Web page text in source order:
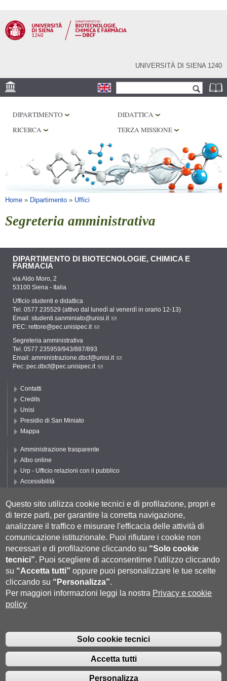
contenuto
principale
UNIVERSITÀ DI SIENA 1240
Form di ricerca
CENTRI DI RICERCA
BIBLIOTECHE
DIPARTIMENTO
DIDATTICA
RICERCA
TERZA MISSIONE
Tu sei qui
Home » Dipartimento » Uffici
Segreteria amministrativa
DIPARTIMENTO DI BIOTECNOLOGIE, CHIMICA E
FARMACIA
via Aldo Moro, 2
53100 Siena - Italia
Ufficio studenti e didattica
Tel. 0577 235529 (attivo dal lunedì al venerdì in orario 12-13)
Email: studenti.sanminiato@unisi.it
PEC: rettore@pec.unisipec.it
Segreteria amministrativa
Tel. 0577 235959/943/887/893
Email: amministrazione.dbcf@unisi.it
Pec: pec.dbcf@pec.unisipec.it
Contatti
Credits
Unisi
Presidio di San Miniato
Mappa
Amministrazione trasparente
Albo online
Urp - Ufficio relazioni con il pubblico
Accessibilità
Cookie settings
Segui UNISI
P.IVA 00273530527 | C.F. 80002070524 |Coordinate bancarie|Caselle
Pec: Posta Elettronica Certificata|Fatturazione Elettronica
- URP - Ufficio Relazioni con il Pubblico Tel.
0577 235555 (dal lunedì al venerdì dalle 9.30 alle 10.30)
Questo sito utilizza cookie tecnici e di profilazione, propri e
di terze parti, per garantire la corretta navigazione,
analizzare il traffico e misurare l'efficacia delle attività di
comunicazione istituzionale. Puoi rifiutare i cookie non
necessari e di profilazione cliccando su “Solo cookie
tecnici”. Puoi scegliere di acconsentirne l’utilizzo cliccando
su “Accetta tutti” oppure puoi personalizzare le tue scelte
cliccando su “Personalizza”.
Per maggiori informazioni leggi la nostra Privacy e cookie
policy
Solo cookie tecnici
Accetta tutti
Personalizza